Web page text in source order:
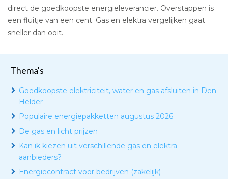
direct de goedkoopste energieleverancier. Overstappen is
een fluitje van een cent. Gas en elektra vergelijken gaat
sneller dan ooit.
Thema's
Goedkoopste elektriciteit, water en gas afsluiten in Den
Helder
Populaire energiepakketten augustus 2026
De gas en licht prijzen
Kan ik kiezen uit verschillende gas en elektra
aanbieders?
Energiecontract voor bedrijven (zakelijk)